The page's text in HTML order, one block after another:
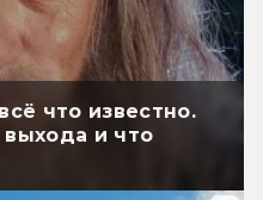
что известно.
и что